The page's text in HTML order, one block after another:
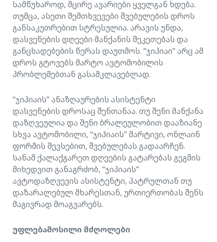
სამწუხაროდ, მცირე ავარიები ყველგან ხდება.
თუმცა, ასეთი შემთხვევები შვებულების დროს
განსაკუთრებით სტრესულია. არავის უნდა,
დასვენების დღეები მანქანის შეკეთებას და
განცხადებების წერას დაუთმოს. “ჯიპიაი” არც ამ
დროს გტოვებს მარტო ავტომობილის
პრობლემებთან გასამკლავებლად.
“ჯიპიაის” ანაზღაურების ასისტენტი
დასვენების დროსაც შენთანაა. თუ შენი მანქანა
დაზღვეულია და შენი ბრალეულობით დააზიანე
სხვა ავტომობილი, “ჯიპიაის” მარტივი, ონლაინ
ფორმის შევსებით, შვებულებას გადაარჩენ.
სანამ ქალაქგარეთ დღეების გატარებას გეგმის
მიხედვით განაგრძობ, “ჯიპიაის”
ავტოდაზღვევის ასისტენტი, პატრულთან თუ
დაზარალებულ მხარესთან, ურთიერთობას შენს
მაგივრად მოაგვარებს.
უფლებამოსილი მძღოლები